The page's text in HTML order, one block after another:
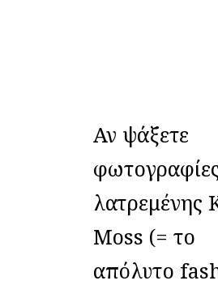
Αν ψάξετε
λατρεμένης
Moss (= το
απόλυτο